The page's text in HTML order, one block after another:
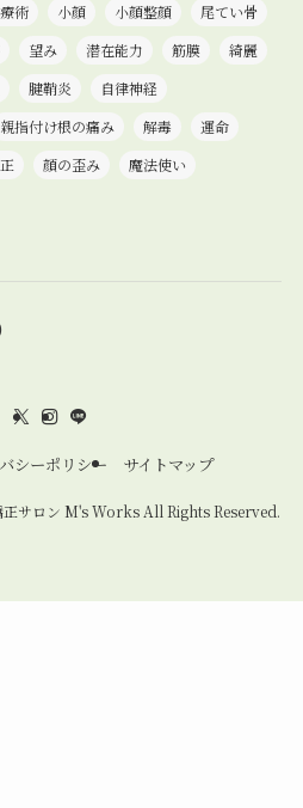
術 小顔 小顔整顔
尾てい骨
望み 潜在能力 筋膜
綺麗
腱鞘炎
自律神経
親指付け根の痛み 解毒
運命
顔の歪み 魔法使い
シーポリシー サイトマップ
サロン M's Works All Rights Reserved.